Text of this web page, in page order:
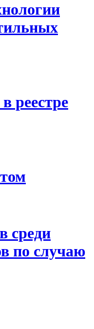
реестре
среди
по случаю